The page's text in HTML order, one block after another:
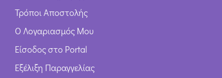
Τρόποι Αποστολής
Ο Λογαριασμός Μου
Είσοδος στο Portal
Εξέλιξη Παραγγελίας